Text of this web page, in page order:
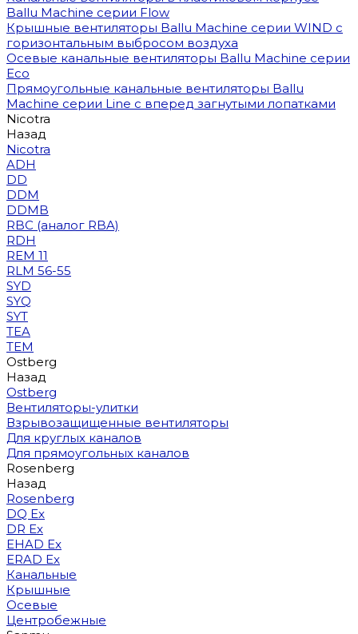
Ballu Machine серии Flow
Крышные вентиляторы Ballu Machine серии WIND с
горизонтальным выбросом воздуха
Осевые канальные вентиляторы Ballu Machine серии
Eco
Прямоугольные канальные вентиляторы Ballu
Machine серии Line с вперед загнутыми лопатками
Nicotra
Назад
Nicotra
ADH
DD
DDM
DDMB
RBC (аналог RBA)
RDH
REM 11
RLM 56-55
SYD
SYQ
SYT
TEA
TEM
Ostberg
Назад
Ostberg
Вентиляторы-улитки
Взрывозащищенные вентиляторы
Для круглых каналов
Для прямоугольных каналов
Rosenberg
Назад
Rosenberg
DQ Ex
DR Ex
EHAD Ex
ERAD Ex
Канальные
Крышные
Осевые
Центробежные